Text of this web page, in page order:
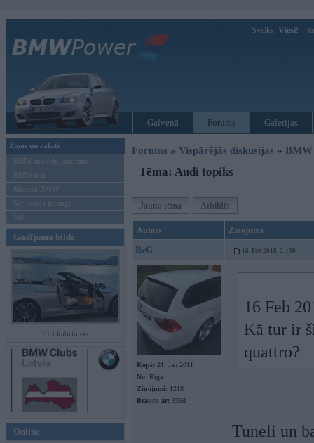
Sveiks, Viesi!
Galvenā Forums Galerijas
Ziņas un raksti
BMW modeļu jaunumi
BMW testi
Mēneša BMW
Sērijveida tūnings
Vel...
Gadījuma bilde
F13 kabriolets
Online
Forums » Vispārējās diskusijas »
Tēma: Audi topiks
Jauna tēma Atbildēt
Autors Ziņojums
ReG 16. Feb 2018, 21:30
Kopš: 21. Jan 2011
No: Rīga
Ziņojumi: 1218
Braucu ar: 335d
16 Feb
Kā tur ir
quattro?
Tuneli un